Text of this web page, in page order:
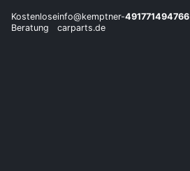
Kostenlose
Beratung
info@kemptner-
carparts.de
491771494766